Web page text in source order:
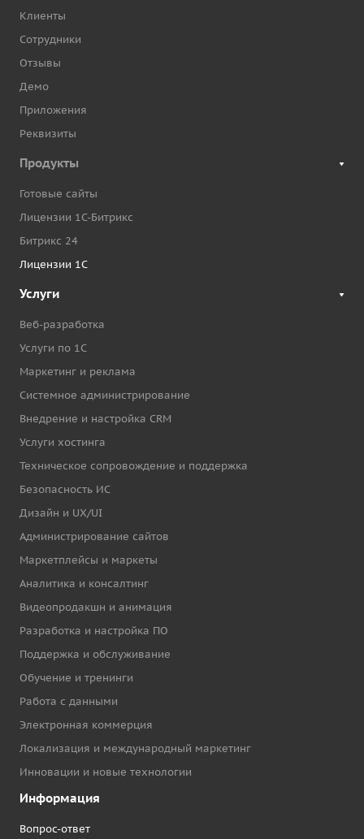
Клиенты
Сотрудники
Отзывы
Демо
Приложения
Реквизиты
Продукты
Готовые сайты
Лицензии 1С-Битрикс
Битрикс 24
Лицензии 1С
Услуги
Веб-разработка
Услуги по 1С
Маркетинг и реклама
Системное администрирование
Внедрение и настройка CRM
Услуги хостинга
Техническое сопровождение и поддержка
Безопасность ИС
Дизайн и UX/UI
Администрирование сайтов
Маркетплейсы и маркеты
Аналитика и консалтинг
Видеопродакшн и анимация
Разработка и настройка ПО
Поддержка и обслуживание
Обучение и тренинги
Работа с данными
Электронная коммерция
Локализация и международный маркетинг
Инновации и новые технологии
Информация
Вопрос-ответ